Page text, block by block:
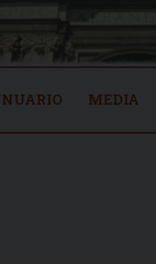
MEDIA